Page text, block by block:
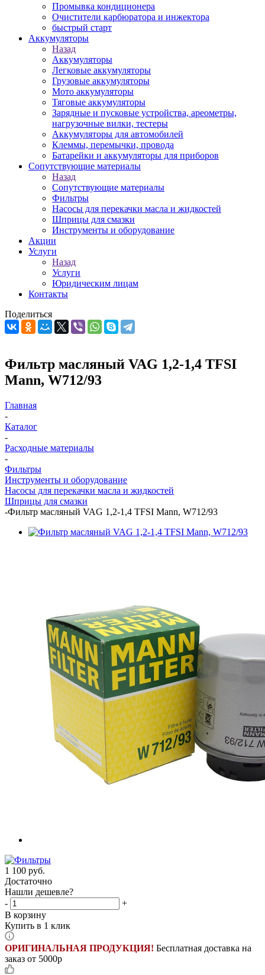
Промывка кондиционера
Очистители карбюратора и инжектора
быстрый старт
Аккумуляторы
Назад
Аккумуляторы
Легковые аккумуляторы
Грузовые аккумуляторы
Мото аккумуляторы
Тяговые аккумуляторы
Зарядные и пусковые устройства, ареометры,
нагрузочные вилки, тестеры
Аккумуляторы для автомобилей
Клеммы, перемычки, провода
Батарейки и аккумуляторы для приборов
Сопутствующие материалы
Назад
Сопутствующие материалы
Фильтры
Насосы для перекачки масла и жидкостей
Шприцы для смазки
Инструменты и оборудование
Акции
Услуги
Назад
Услуги
Юридическим лицам
Контакты
Поделиться
Фильтр масляный VAG 1,2-1,4 TFSI
Mann, W712/93
Главная
-
Каталог
-
Расходные материалы
-
Фильтры
Инструменты и оборудование
Насосы для перекачки масла и жидкостей
Шприцы для смазки
-Фильтр масляный VAG 1,2-1,4 TFSI Mann, W712/93
1 100 руб.
Достаточно
Нашли дешевле?
-
+
В корзину
Купить в 1 клик
ОРИГИНАЛЬНАЯ ПРОДУКЦИЯ! Бесплатная доставка на
заказ от 5000р